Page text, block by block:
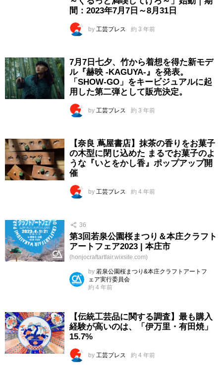
間：2023年7月7日～8月31日
by 工芸プレス 約 3 年前
7月7日七夕、竹から着想を得た新モデ
ル『赫映 -KAGUYA-』を発表。
「SHOW-GO」をキービジュアルに起
用した第二弾として販売決定。
by 工芸プレス 約 3 年前
【奈良 蔦屋書店】抹茶の香りをお菓子
の木型に閉じ込めた まるでお菓子のよ
うな『いとをかし香』ポップアップ開
催
by 工芸プレス 約 4 年前
36
第3回若泉公園桜まつり＆本庄クラフト
アートフェア2023 | 本庄市
(honjocraftartfair.wixsite.com)
by 若泉公園桜まつり&本庄クラフトアートフ
ェア実行委員会
約 4 年前
【伝統工芸品に関する調査】最も購入
経験が高いのは、「伊万里・有田焼」
15.7%
by 工芸プレス 約 4 年前